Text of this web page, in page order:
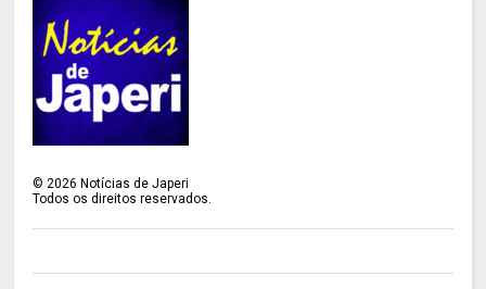
©2026 Notícias de Japeri
Todos os direitos reservados.